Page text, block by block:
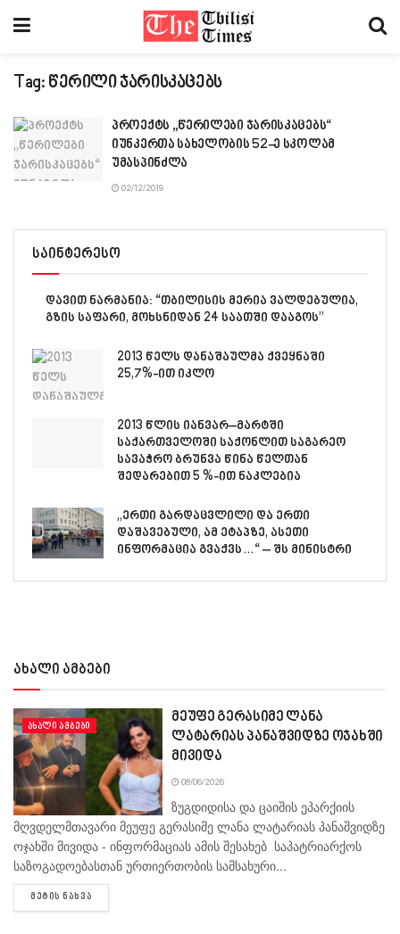
Tag: წერილი ჯარისკაცებს
პროექტს „წერილები ჯარისკაცებს“
იუნკერთა სახელობის 52-ე სკოლამ
უმასპინძლა
02/12/2019
საინტერესო
დავით ნარმანია: “თბილისის მერია ვალდებულია,
გზის საფარი, მოხსნიდან 24 საათში დააგოს”
2013 წელს დანაშაულმა ქვეყნაში
25,7%-ით იკლო
2013 წლის იანვარ–მარტში
საქართველოში საქონლით საგარეო
სავაჭრო ბრუნვა წინა წელთან
შედარებით 5 %-ით ნაკლებია
„ერთი გარდაცვლილი და ერთი
დაშავებული, ამ ეტაპზე, ასეთი
ინფორმაცია გვაქვს…“ – შს მინისტრი
ახალი ამბები
ᲐᲮᲐᲚᲘ ᲐᲛᲑᲔᲑᲘ
მეუფე გერასიმე ლანა
ლატარიას პანაშვიდზე ოჯახში
მივიდა
08/06/2026
ზუგდიდისა და ცაიშის ეპარქიის
მღვდელმთავარი მეუფე გერასიმე ლანა ლატარიას პანაშვიდზე
ოჯახში მივიდა - ინფორმაციას ამის შესახებ საპატრიარქოს
საზოგადოებასთან ურთიერთობის სამსახური...
ᲛᲔᲢᲘᲡ ᲜᲐᲮᲕᲐ